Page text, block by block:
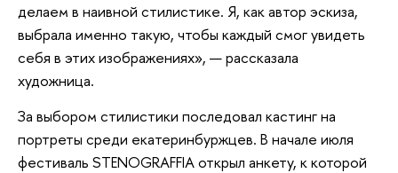
делаем в наивной стилистике. Я, как автор эскиза,
выбрала именно такую, чтобы каждый смог увидеть
себя в этих изображениях», — рассказала
художница.
За выбором стилистики последовал кастинг на
портреты среди екатеринбуржцев. В начале июля
фестиваль STENOGRAFFIA открыл анкету, к которой